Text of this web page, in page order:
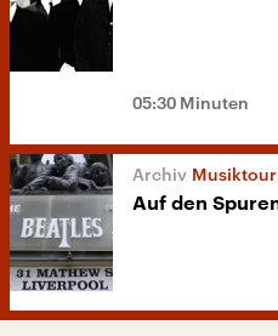
05:30 Minuten
Auf den